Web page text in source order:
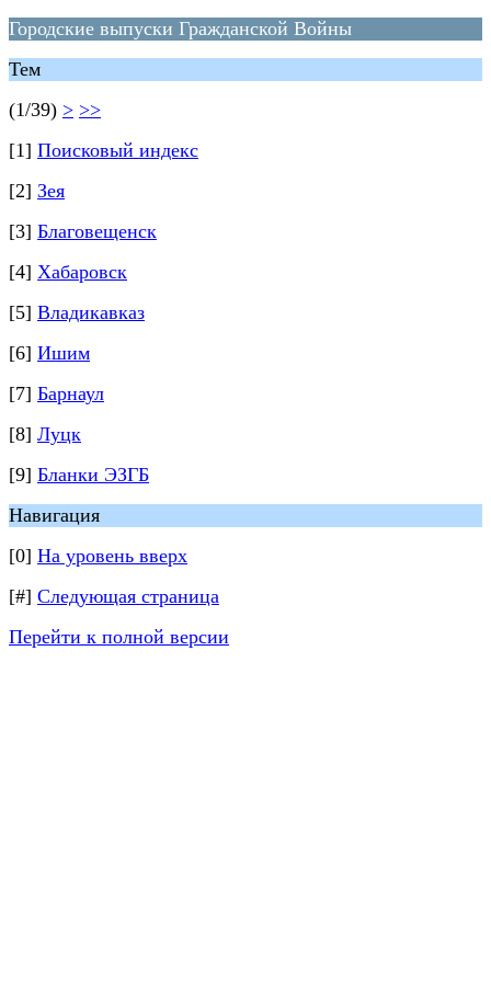
Городские выпуски Гражданской Войны
Тем
(1/39) > >>
[1] Поисковый индекс
[2] Зея
[3] Благовещенск
[4] Хабаровск
[5] Владикавказ
[6] Ишим
[7] Барнаул
[8] Луцк
[9] Бланки ЭЗГБ
Навигация
[0] На уровень вверх
[#] Следующая страница
Перейти к полной версии